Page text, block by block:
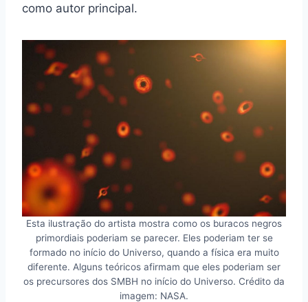
como autor principal.
Esta ilustração do artista mostra como os buracos negros
primordiais poderiam se parecer. Eles poderiam ter se
formado no início do Universo, quando a física era muito
diferente. Alguns teóricos afirmam que eles poderiam ser
os precursores dos SMBH no início do Universo. Crédito da
imagem: NASA.